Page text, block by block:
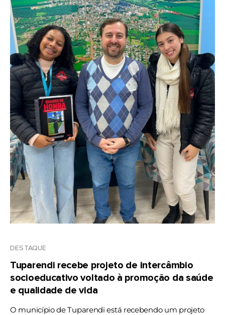
DESTAQUE
Tuparendi recebe projeto de intercâmbio
socioeducativo voltado à promoção da saúde
e qualidade de vida
O município de Tuparendi está recebendo um projeto